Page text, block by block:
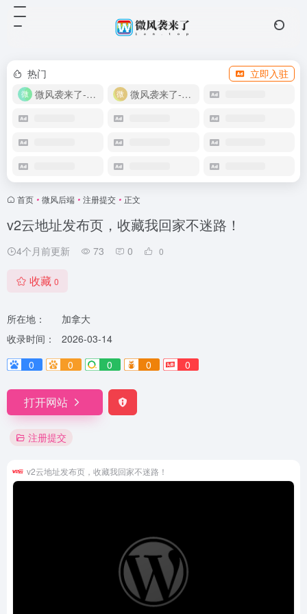
热门
立即入驻
微风袭来了-教程网
微风袭来了-自助商城
首页 • 微风后端 • 注册提交 • 正文
v2云地址发布页，收藏我回家不迷路！
4个月前更新 73 0 0
收藏 0
所在地：
加拿大
收录时间：
2026-03-14
0
0 0 0 0
打开网站
注册提交
v2云地址发布页，收藏我回家不迷路！